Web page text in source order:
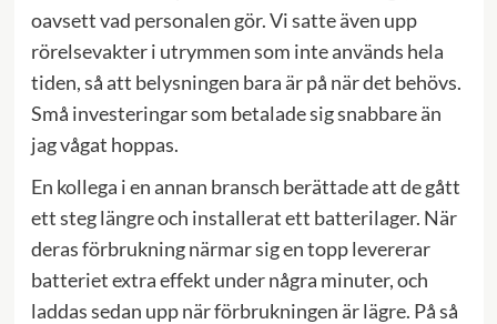
oavsett vad personalen gör. Vi satte även upp
rörelsevakter i utrymmen som inte används hela
tiden, så att belysningen bara är på när det behövs.
Små investeringar som betalade sig snabbare än
jag vågat hoppas.
En kollega i en annan bransch berättade att de gått
ett steg längre och installerat ett batterilager. När
deras förbrukning närmar sig en topp levererar
batteriet extra effekt under några minuter, och
laddas sedan upp när förbrukningen är lägre. På så